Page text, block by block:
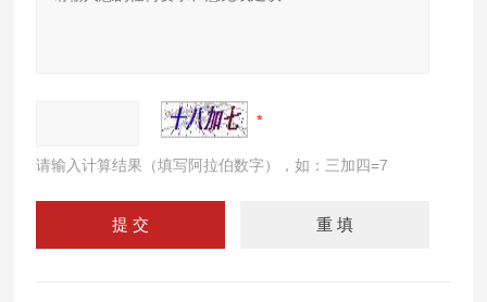
请输入计算结果（填写阿拉伯数字），如：三加四=7